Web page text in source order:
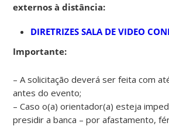
externos à distância:
DIRETRIZES SALA DE VIDEO
Importante:
– A solicitação deverá ser feita com
antes do evento;
– Caso o(a) orientador(a) esteja
presidir a banca – por afastamento,